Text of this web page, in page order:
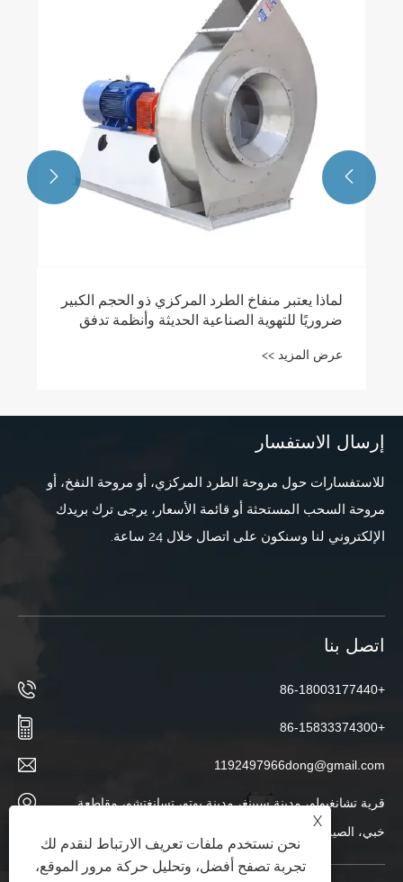
لماذا يعتبر منفاخ الطرد المركزي ذو الحجم الكبير
ضروريًا للتهوية الصناعية الحديثة وأنظمة تدفق
عرض المزيد >>


إرسال الاستفسار
للاستفسارات حول مروحة الطرد المركزي، أو مروحة النفخ، أو
مروحة السحب المستحثة أو قائمة الأسعار، يرجى ترك بريدك
الإلكتروني لنا وسنكون على اتصال خلال 24 ساعة.
اتصل بنا
+86-18003177440
+86-15833374300
1192497966dong@gmail.com
قرية تشانغبولو، مدينة سيينغ، مدينة بوتو، تسانغتشو، مقاطعة
خبي، الصين
X
نحن نستخدم ملفات تعريف الارتباط لنقدم لك
تجربة تصفح أفضل، وتحليل حركة مرور الموقع،